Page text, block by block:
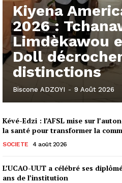
Kiyena
2026 :
Limdèkawou
Doll
distinctions
Biscone ADZOYI - 9 Août 2026
Kévé-Edzi : l’AFSL mise sur
la santé pour transformer la
SOCIETE 4 août 2026
L’UCAO-UUT a célébré ses
ans de l’institution